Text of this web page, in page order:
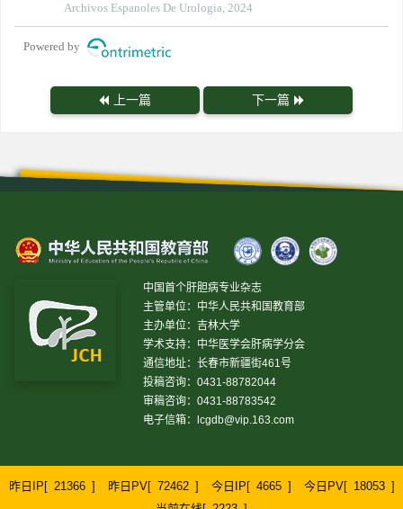
Archivos Espanoles De Urologia, 2024
Powered by
上一篇 下一篇
中国首个肝胆病专业杂志
主管单位：中华人民共和国教育部
主办单位：吉林大学
学术支持：中华医学会肝病学分会
通信地址：长春市新疆街461号
投稿咨询：0431-88782044
审稿咨询：0431-88783542
电子信箱：
lcgdb@vip.163.com
昨日IP[ 21366 ] 昨日PV[ 72462 ] 今日IP[ 4665 ] 今日PV[ 18053 ]